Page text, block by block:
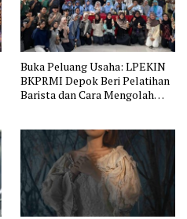
Buka Peluang Usaha: LPEKIN
BKPRMI Depok Beri Pelatihan
Barista dan Cara Mengolah